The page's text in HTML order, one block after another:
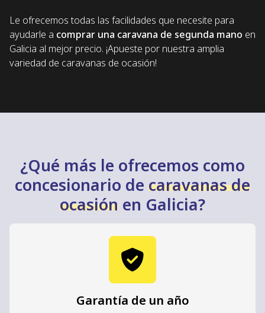
Le ofrecemos todas las facilidades que necesite para
ayudarle a comprar una caravana de segunda mano en
Galicia al mejor precio. ¡Apueste por nuestra amplia
variedad de caravanas de ocasión!
¿Qué más le ofrecemos como
concesionario de caravanas de
ocasión en Galicia?
Garantía de un año